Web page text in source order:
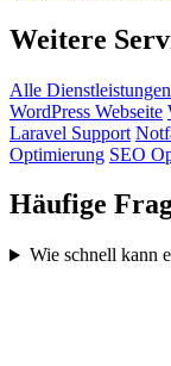
Weitere
Alle
WordPress Webseite
Laravel Support
Optimierung SEO
Häufige
Wie schnell kann